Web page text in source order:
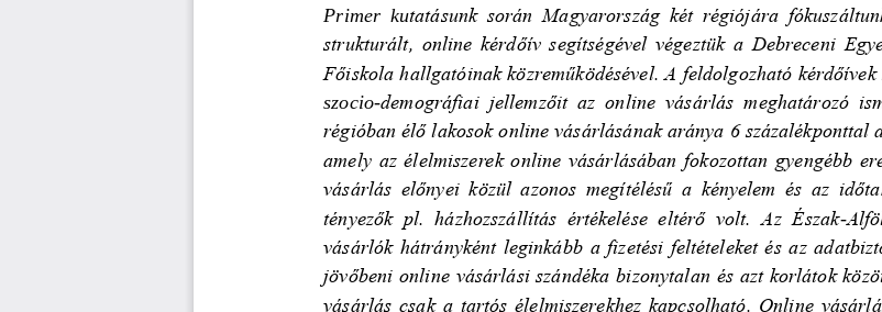
Primer  kutatásunk  során  Magyarország  két régiójára
strukturált, online kérdőív segítségével végeztük a Debreceni
Főiskola hallgatóinak közreműködésével. A feldolgozható
szocio-demográfiai  jellemzőit  az  online  vásárlás  meghatározó
régióban élő lakosok online vásárlásának aránya 6 százalékponttal
amely az élelmiszerek online vásárlásában fokozottan gyengébb
vásárlás  előnyei  közül  azonos  megítélésű  a  kényelem  és  az
tényezők  pl.  házhozszállítás  értékelése  eltérő  volt.  Az  Észak-
vásárlók hátrányként leginkább a fizetési feltételeket és az
jövőbeni online vásárlási szándéka bizonytalan és azt korlátok
vásárlás csak a tartós élelmiszerekhez kapcsolható. Online